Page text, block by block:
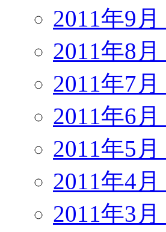
2011年9月
2011年8月
2011年7月
2011年6月
2011年5月
2011年4月
2011年3月